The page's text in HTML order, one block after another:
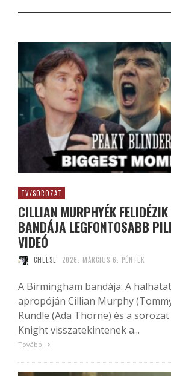
TV/SOROZAT
CILLIAN MURPHYÉK
BANDÁJA LEGFONTOSABB
VIDEÓ
CHEESE 2026. MÁRCIUS 6. PÉNTEK
A Birmingham bandája: A
apropóján Cillian Murphy
Rundle (Ada Thorne) és a
Knight visszatekintenek a...
Tovább